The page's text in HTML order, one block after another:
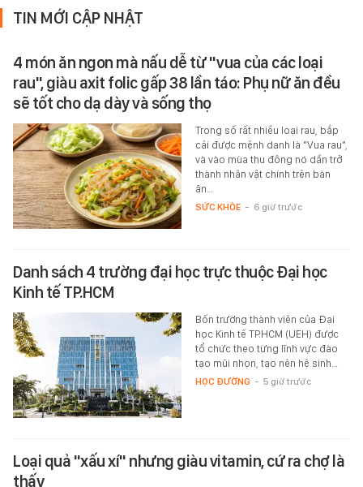
TIN MỚI CẬP NHẬT
4 món ăn ngon mà nấu dễ từ "vua của các loại
rau", giàu axit folic gấp 38 lần táo: Phụ nữ ăn đều
sẽ tốt cho dạ dày và sống thọ
Trong số rất nhiều loại rau, bắp
cải được mệnh danh là "Vua rau",
và vào mùa thu đông nó dần trở
thành nhân vật chính trên bàn
ăn…
SỨC KHỎE - 6 giờ trước
Danh sách 4 trường đại học trực thuộc Đại học
Kinh tế TP.HCM
Bốn trường thành viên của Đại
học Kinh tế TP.HCM (UEH) được
tổ chức theo từng lĩnh vực đào
tạo mũi nhọn, tạo nên hệ sinh…
HỌC ĐƯỜNG - 5 giờ trước
Loại quả "xấu xí" nhưng giàu vitamin, cứ ra chợ là
thấy